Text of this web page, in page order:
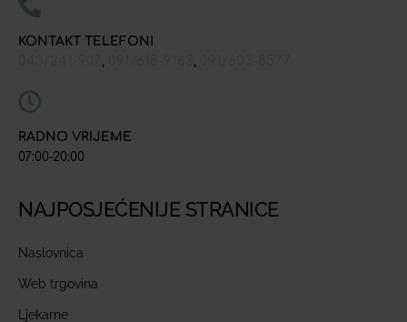
KONTAKT TELEFONI
RADNO VRIJEME
07:00-20:00
NAJPOSJEĆENIJE STRANICE
Naslovnica
Web trgovina
Ljekarne